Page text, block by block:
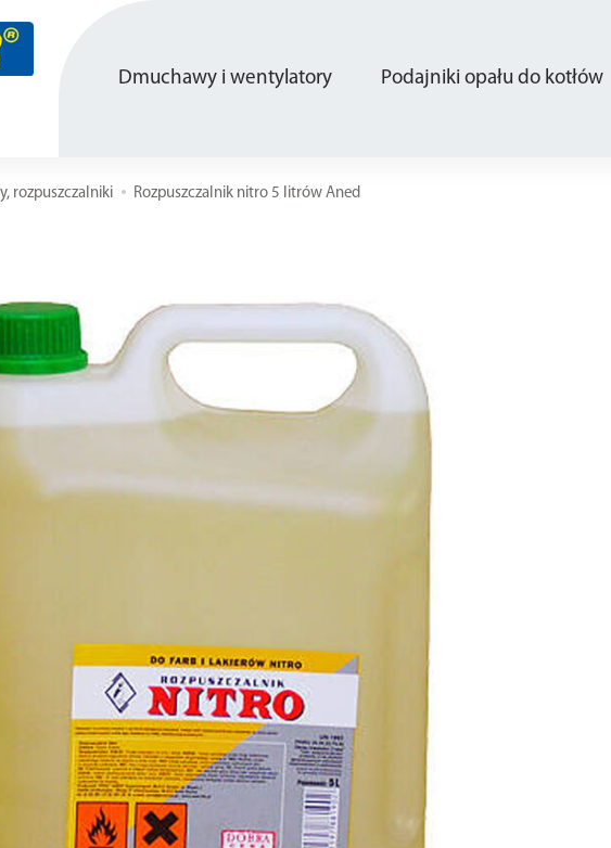
Dmuchawy i wentylatory Podajniki opału do kotłów
rozpuszczalniki Rozpuszczalnik nitro 5 litrów Aned